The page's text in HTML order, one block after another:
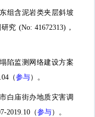
组含泥岩类夹层斜坡
究 (No: 41672313) ，
陷监测网络建设方案
（参与）。
白庙街办地质灾害调
2019.10 （参与）。